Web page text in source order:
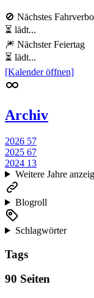
🚫 Nächstes
⏳ lädt...
🎆 Nächster Feiertag
⏳ lädt...
[Kalender öffnen]
Archiv
2026 57
2025 67
2024 13
Weitere Jahre
Blogroll
Schlagwörter
Tags
90 Seiten